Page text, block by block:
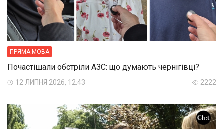
ПРЯМА МОВА
Почастішали обстріли АЗС: що думають чернігівці?
12 ЛИПНЯ 2026, 12:43 2222